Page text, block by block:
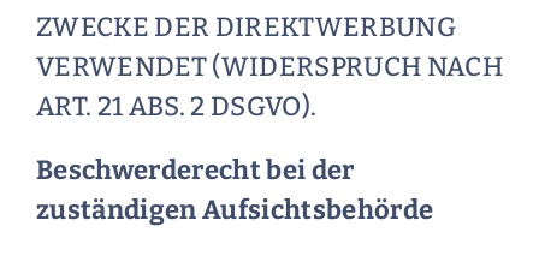
ZWECKE DER DIREKTWERBUNG
VERWENDET (WIDERSPRUCH NACH
ART. 21 ABS. 2 DSGVO).
Beschwerde­recht bei der
zuständigen Aufsichts­behörde